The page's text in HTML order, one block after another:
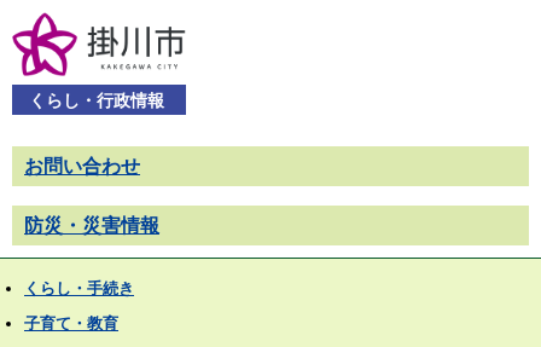
くらし・行政情報
お問い合わせ
防災・災害情報
くらし・手続き
子育て・教育